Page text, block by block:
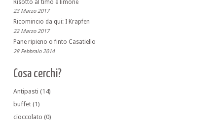
Risotto al timo e limone
23 Marzo 2017
Ricomincio da qui: I Krapfen
22 Marzo 2017
Pane ripieno o finto Casatiello
28 Febbraio 2014
Cosa cerchi?
Antipasti (14)
buffet(1)
cioccolato (0)